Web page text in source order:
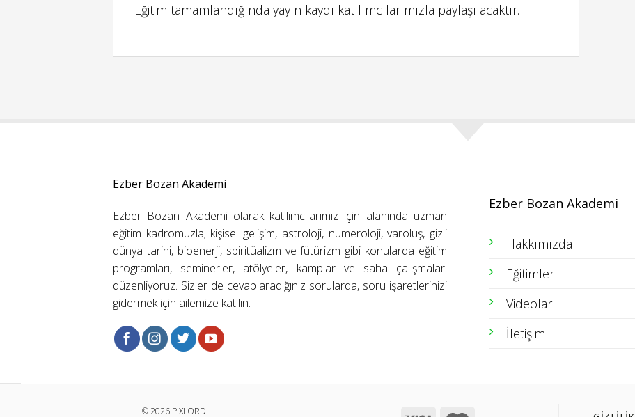
Eğitim tamamlandığında yayın kaydı katılımcılarımızla paylaşılacaktır.
Ezber Bozan Akademi
Ezber Bozan Akademi olarak katılımcılarımız için alanında uzman
eğitim kadromuzla; kişisel gelişim, astroloji, numeroloji, varoluş, gizli
dünya tarihi, bioenerji, spiritüalizm ve fütürizm gibi konularda eğitim
programları, seminerler, atölyeler, kamplar ve saha çalışmaları
düzenliyoruz. Sizler de cevap aradığınız sorularda, soru işaretlerinizi
gidermek için ailemize katılın.
Ezber Bozan Akademi
Hakkımızda
Eğitimler
Videolar
İletişim
© 2026 PIXLORD